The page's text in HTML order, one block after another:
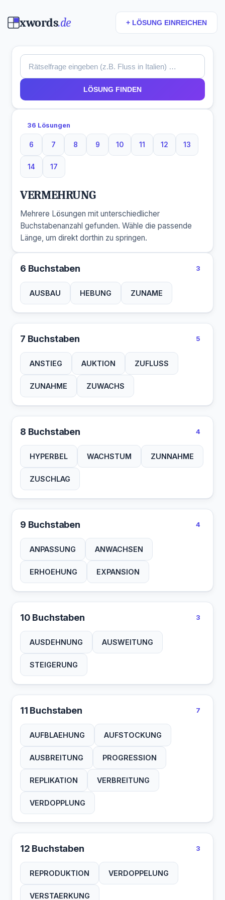
xwords.de + LÖSUNG EINREICHEN
LÖSUNG FINDEN
36 Lösungen
6
6 Buchstaben
7
7 Buchstaben
8
8 Buchstaben
9
9 Buchstaben
10
10 Buchstaben
11
11 Buchstaben
12
12 Buchstaben
13
13
14
14 Buchstaben
17
17 Buchstaben
VERMEHRUNG
Mehrere Lösungen mit unterschiedlicher
Buchstabenanzahl gefunden. Wähle die passende
Länge, um direkt dorthin zu springen.
6 Buchstaben 3
AUSBAU HEBUNG ZUNAME
7 Buchstaben 5
ANSTIEG AUKTION ZUFLUSS
ZUNAHME ZUWACHS
8 Buchstaben 4
HYPERBEL WACHSTUM ZUNNAHME
ZUSCHLAG
9 Buchstaben 4
ANPASSUNG ANWACHSEN
ERHOEHUNG EXPANSION
10 Buchstaben 3
AUSDEHNUNG AUSWEITUNG
STEIGERUNG
11 Buchstaben 7
AUFBLAEHUNG AUFSTOCKUNG
AUSBREITUNG PROGRESSION
REPLIKATION VERBREITUNG
VERDOPPLUNG
12 Buchstaben 3
REPRODUKTION VERDOPPELUNG
VERSTAERKUNG